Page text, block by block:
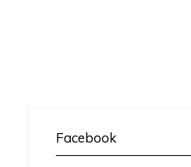
Facebook